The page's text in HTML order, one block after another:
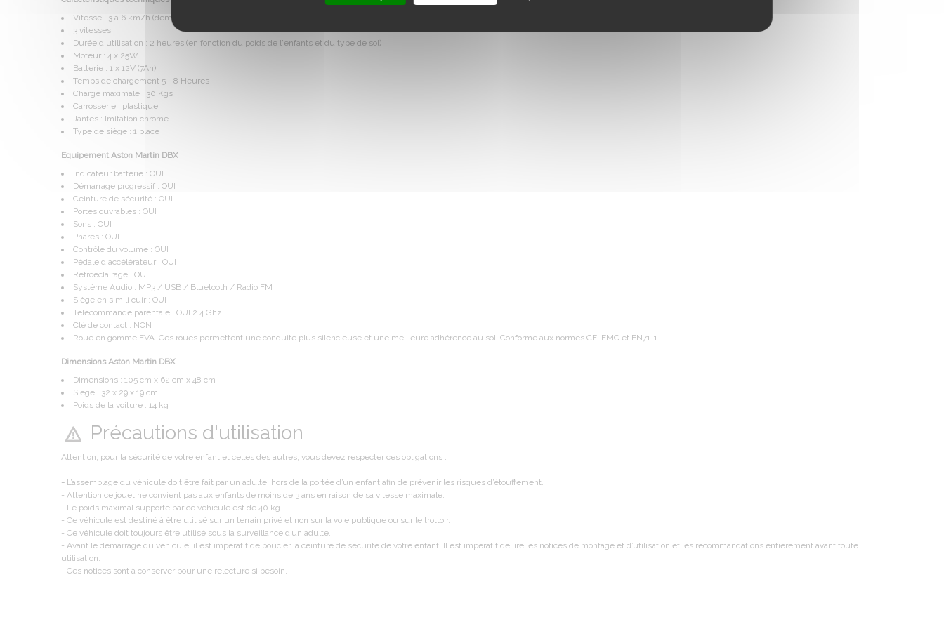
Vitesse : 3 à 6 km/h (démarrage progressif)
3 vitesses
Durée d'utilisation : 2 heures (en fonction du poids de l'enfants et du type de sol)
Moteur : 4 x 25W
Batterie : 1 x 12V (7Ah)
Temps de chargement 5 - 8 Heures
Charge maximale : 30 Kgs
Carrosserie : plastique
Jantes : Imitation chrome
Type de siège : 1 place
Equipement Aston Martin DBX
Indicateur batterie : OUI
Démarrage progressif : OUI
Ceinture de sécurité : OUI
Portes ouvrables : OUI
Sons : OUI
Phares : OUI
Contrôle du volume : OUI
Pédale d'accélérateur : OUI
Rétroéclairage : OUI
Système Audio : MP3 / USB / Bluetooth / Radio FM
Siège en simili cuir : OUI
Télécommande parentale : OUI 2.4 Ghz
Clé de contact : NON
Roue en gomme EVA. Ces roues permettent une conduite plus silencieuse et une meilleure adhérence au sol. Conforme aux normes CE, EMC et EN71-1
Dimensions Aston Martin DBX
Dimensions : 105 cm x 62 cm x 48 cm
Siège : 32 x 29 x 19 cm
Poids de la voiture : 14 kg
Précautions d'utilisation
Attention, pour la sécurité de votre enfant et celles des autres, vous devez respecter ces obligations :
- L’assemblage du véhicule doit être fait par un adulte, hors de la portée d’un enfant afin de prévenir les risques d’étouffement.
- Attention ce jouet ne convient pas aux enfants de moins de 3 ans en raison de sa vitesse maximale.
- Le poids maximal supporté par ce véhicule est de 40 kg.
- Ce véhicule est destiné à être utilisé sur un terrain privé et non sur la voie publique ou sur le trottoir.
- Ce véhicule doit toujours être utilisé sous la surveillance d’un adulte.
- Avant le démarrage du véhicule, il est impératif de boucler la ceinture de sécurité de votre enfant. Il est impératif de lire les notices de montage et d’utilisation et les recommandations entièrement avant toute
utilisation.
- Ces notices sont à conserver pour une relecture si besoin.